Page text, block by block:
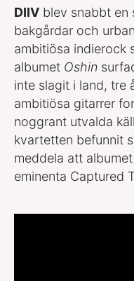
DIIV blev snabbt en
bakgårdar och
ambitiösa indierock
albumet Oshin
inte slagit i land, tre
ambitiösa gitarrer
noggrant utvalda
kvartetten befunnit
meddela att albumet
eminenta Captured